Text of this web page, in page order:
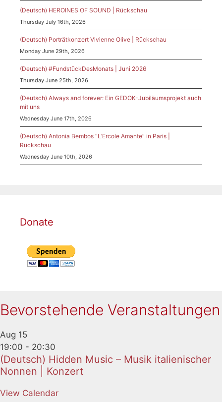
(Deutsch) HEROINES OF SOUND | Rückschau
Thursday July 16th, 2026
(Deutsch) Porträtkonzert Vivienne Olive | Rückschau
Monday June 29th, 2026
(Deutsch) #FundstückDesMonats | Juni 2026
Thursday June 25th, 2026
(Deutsch) Always and forever: Ein GEDOK-Jubiläumsprojekt auch
mit uns
Wednesday June 17th, 2026
(Deutsch) Antonia Bembos “L’Ercole Amante” in Paris |
Rückschau
Wednesday June 10th, 2026
Donate
Bevorstehende Veranstaltungen
Aug 15
19:00 - 20:30
(Deutsch) Hidden Music – Musik italienischer
Nonnen | Konzert
View Calendar